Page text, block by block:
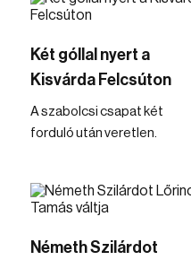
Két góllal nyert a
Kisvárda Felcsúton
A szabolcsi csapat két
forduló után veretlen.
Németh Szilárdot